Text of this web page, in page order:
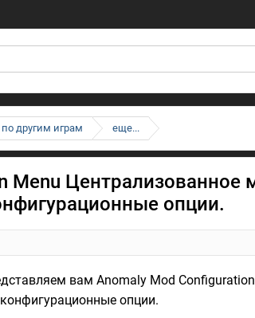
по другим играм еще...
Menu Централизованное
опции.
вам Anomaly Mod
опции.